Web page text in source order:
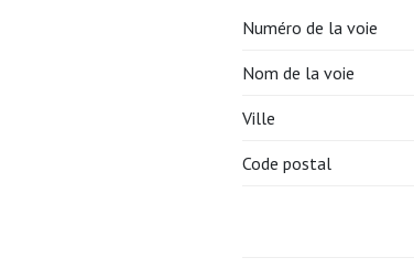
Numéro de la voie
Nom de la voie
Ville
Code postal